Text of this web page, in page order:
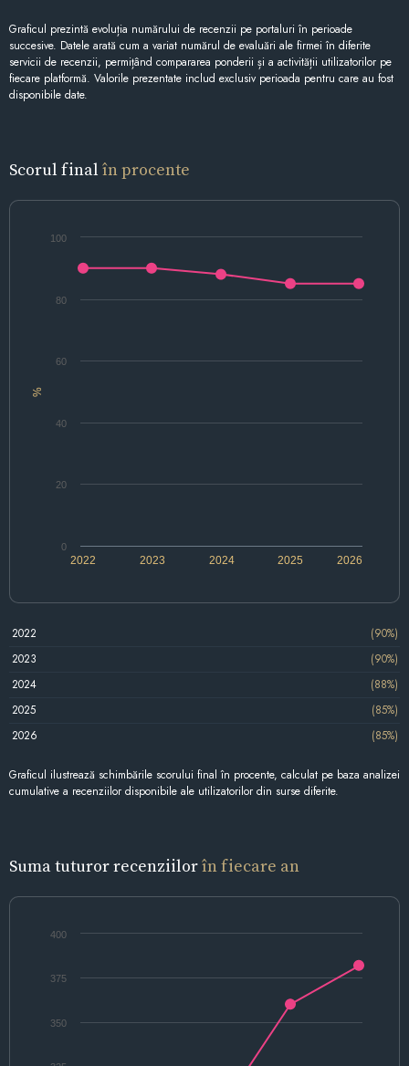
Graficul prezintă evoluția numărului de recenzii pe portaluri în perioade
succesive. Datele arată cum a variat numărul de evaluări ale firmei în diferite
servicii de recenzii, permițând compararea ponderii și a activității utilizatorilor pe
fiecare platformă. Valorile prezentate includ exclusiv perioada pentru care au fost
disponibile date.
Scorul final în procente
%
2022 2024 2026
2023 2025
0
20
40
60
80
100
2022
(90%)
2023
(90%)
2024
(88%)
2025
(85%)
2026
(85%)
Graficul ilustrează schimbările scorului final în procente, calculat pe baza analizei
cumulative a recenziilor disponibile ale utilizatorilor din surse diferite.
Suma tuturor recenziilorîn fiecare an
350
375
400